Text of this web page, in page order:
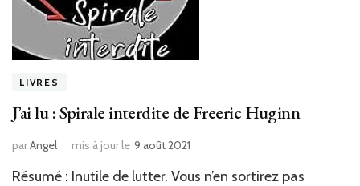
LIVRES
J’ai lu : Spirale interdite de Freeric Huginn
parAngel mis à jour le 9 août 2021
Résumé : Inutile de lutter. Vous n’en sortirez pas